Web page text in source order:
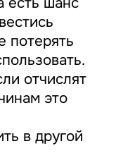
потерять
отчислят
это
в другой